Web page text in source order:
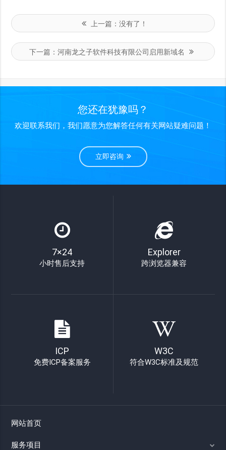
上一篇： 没有了！
下一篇：河南龙之子软件科技有限公司启用新域名
您还在犹豫吗？
欢迎联系我们，我们愿意为您解答任何有关网站疑难问题！
立即咨询
7×24
小时售后支持
Explorer
跨浏览器兼容
ICP
免费ICP备案服务
W3C
符合W3C标准及规范
网站首页
服务项目